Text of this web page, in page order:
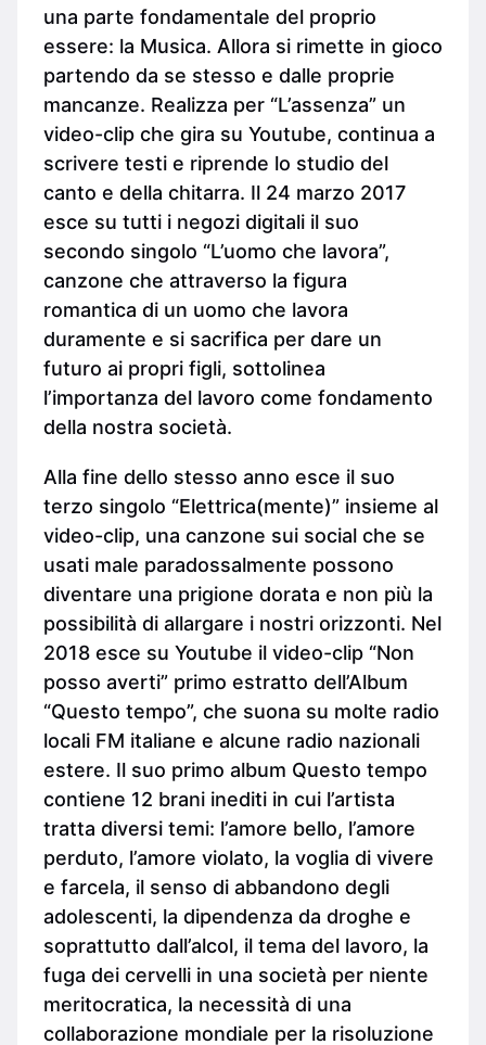
una parte fondamentale del proprio
essere: la Musica. Allora si rimette in gioco
partendo da se stesso e dalle proprie
mancanze. Realizza per “L’assenza” un
video-clip che gira su Youtube, continua a
scrivere testi e riprende lo studio del
canto e della chitarra. Il 24 marzo 2017
esce su tutti i negozi digitali il suo
secondo singolo “L’uomo che lavora”,
canzone che attraverso la figura
romantica di un uomo che lavora
duramente e si sacrifica per dare un
futuro ai propri figli, sottolinea
l’importanza del lavoro come fondamento
della nostra società.
Alla fine dello stesso anno esce il suo
terzo singolo “Elettrica(mente)” insieme al
video-clip, una canzone sui social che se
usati male paradossalmente possono
diventare una prigione dorata e non più la
possibilità di allargare i nostri orizzonti. Nel
2018 esce su Youtube il video-clip “Non
posso averti” primo estratto dell’Album
“Questo tempo”, che suona su molte radio
locali FM italiane e alcune radio nazionali
estere. Il suo primo album Questo tempo
contiene 12 brani inediti in cui l’artista
tratta diversi temi: l’amore bello, l’amore
perduto, l’amore violato, la voglia di vivere
e farcela, il senso di abbandono degli
adolescenti, la dipendenza da droghe e
soprattutto dall’alcol, il tema del lavoro, la
fuga dei cervelli in una società per niente
meritocratica, la necessità di una
collaborazione mondiale per la risoluzione